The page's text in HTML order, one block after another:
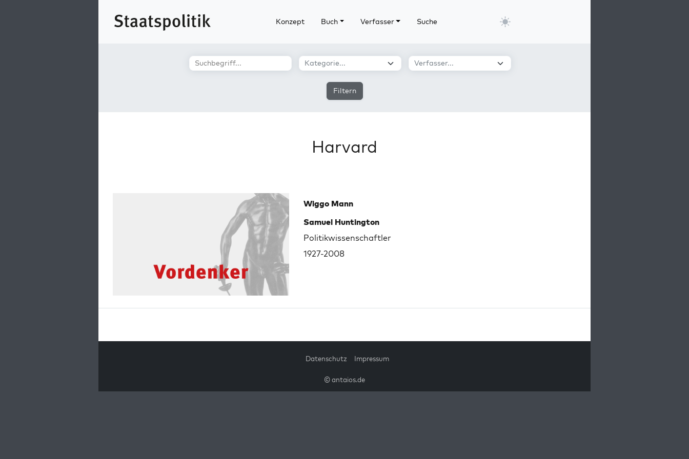
Konzept Buch Verfasser Suche
Filtern
Harvard
Wiggo Mann
Samuel Huntington
Politikwissenschaftler
1927-2008
Datenschutz Impressum
© antaios.de